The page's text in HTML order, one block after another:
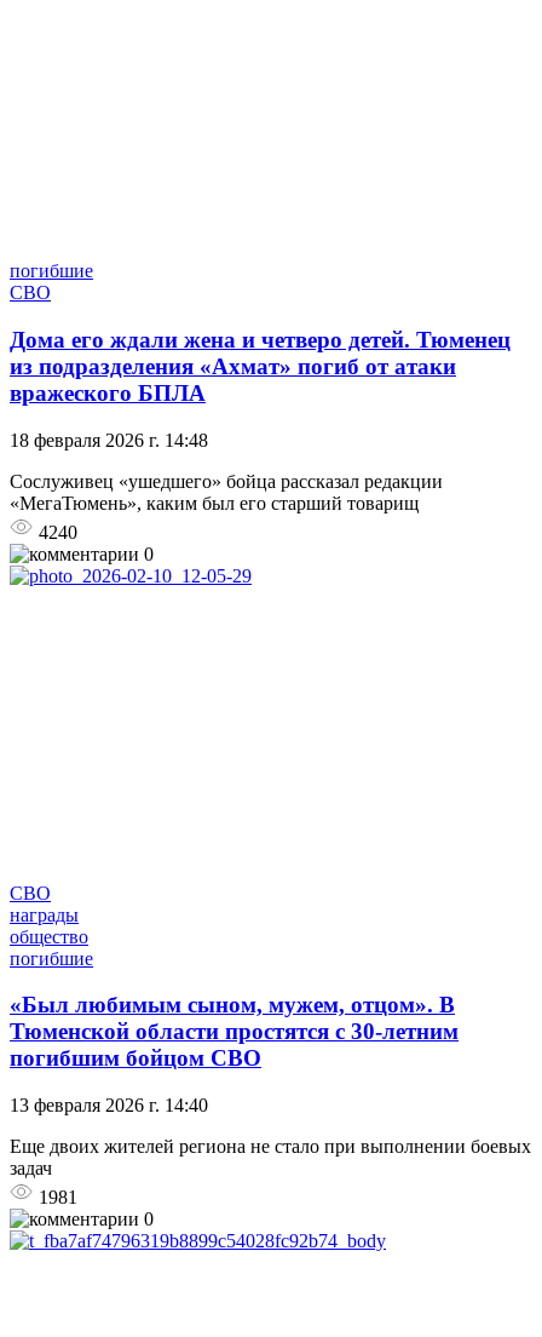
погибшие
СВО
Дома его ждали жена и четверо детей. Тюменец
из подразделения «Ахмат» погиб от атаки
вражеского БПЛА
18 февраля 2026 г. 14:48
Сослуживец «ушедшего» бойца рассказал редакции
«МегаТюмень», каким был его старший товарищ
4240
0
СВО
награды
общество
погибшие
«Был любимым сыном, мужем, отцом». В
Тюменской области простятся с 30-летним
погибшим бойцом СВО
13 февраля 2026 г. 14:40
Еще двоих жителей региона не стало при выполнении боевых
задач
1981
0